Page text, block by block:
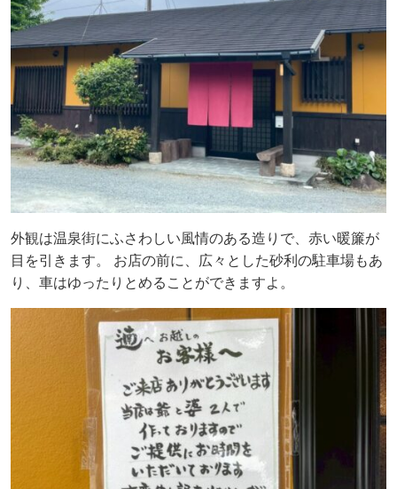
外観は温泉街にふさわしい風情のある造りで、赤い暖簾が
目を引きます。 お店の前に、広々とした砂利の駐車場もあ
り、車はゆったりとめることができますよ。